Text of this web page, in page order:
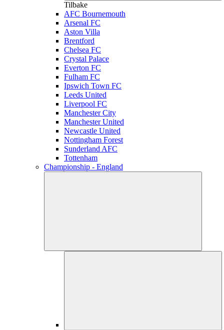
Tilbake
AFC Bournemouth
Arsenal FC
Aston Villa
Brentford
Chelsea FC
Crystal Palace
Everton FC
Fulham FC
Ipswich Town FC
Leeds United
Liverpool FC
Manchester City
Manchester United
Newcastle United
Nottingham Forest
Sunderland AFC
Tottenham
Championship - England